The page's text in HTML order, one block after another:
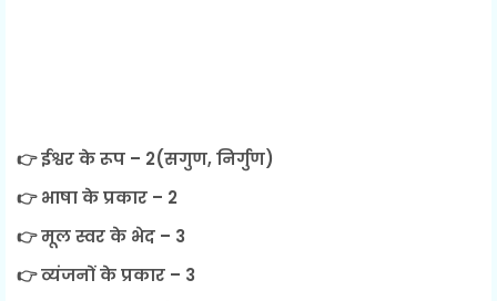
👉 ईश्वर के रूप – 2(सगुण, निर्गुण)
👉 भाषा के प्रकार – 2
👉 मूल स्वर के भेद – 3
👉 व्यंजनों के प्रकार – 3